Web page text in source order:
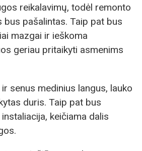
reikalavimų, todėl remonto
bus pašalintas. Taip pat bus
mazgai ir ieškoma
geriau pritaikyti asmenims
senus medinius langus, lauko
duris. Taip pat bus
keičiama dalis